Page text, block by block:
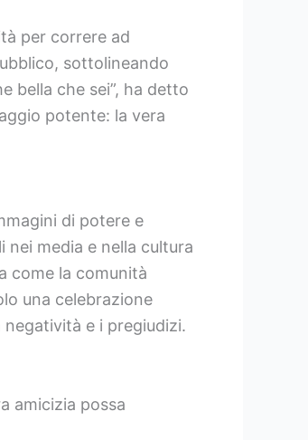
per correre ad
sottolineando
bella che sei”, ha detto
potente: la vera
di potere e
media e nella cultura
come la comunità
una celebrazione
e i pregiudizi.
amicizia possa